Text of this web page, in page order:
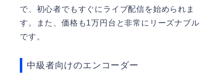
で、初心者でもすぐにライブ配信を始められま
す。また、価格も1万円台と非常にリーズナブル
です。
中級者向けのエンコーダー